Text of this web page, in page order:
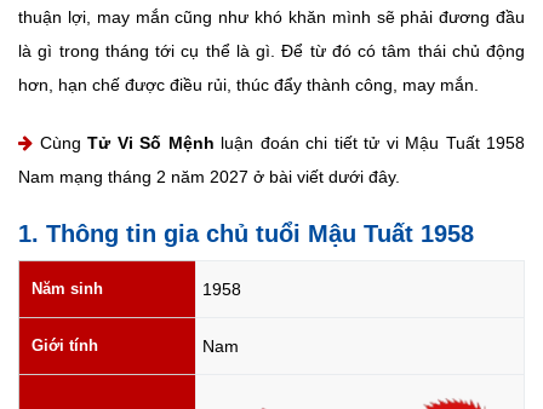
thuận lợi, may mắn cũng như khó khăn mình sẽ phải đương đầu
là gì trong tháng tới cụ thể là gì. Để từ đó có tâm thái chủ động
hơn, hạn chế được điều rủi, thúc đẩy thành công, may mắn.
Cùng Tử Vi Số Mệnh luận đoán chi tiết tử vi Mậu Tuất 1958
Nam mạng tháng 2 năm 2027 ở bài viết dưới đây.
1. Thông tin gia chủ tuổi Mậu Tuất 1958
Năm sinh 1958
Giới tính Nam